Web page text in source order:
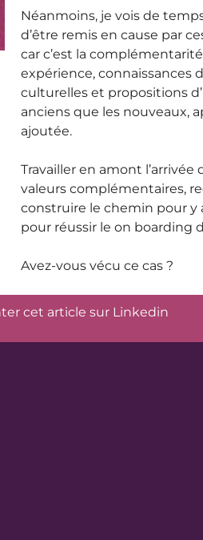
Néanmoins, je vois de
d’être remis en cause par
car c’est la
expérience, connaissances
culturelles et propositions
anciens que les nouveaux,
ajoutée.
Travailler en amont
valeurs complémentaires,
construire le chemin pour y
pour réussir le on boarding
Avez-vous vécu ce cas ?
cet article sur Linkedin